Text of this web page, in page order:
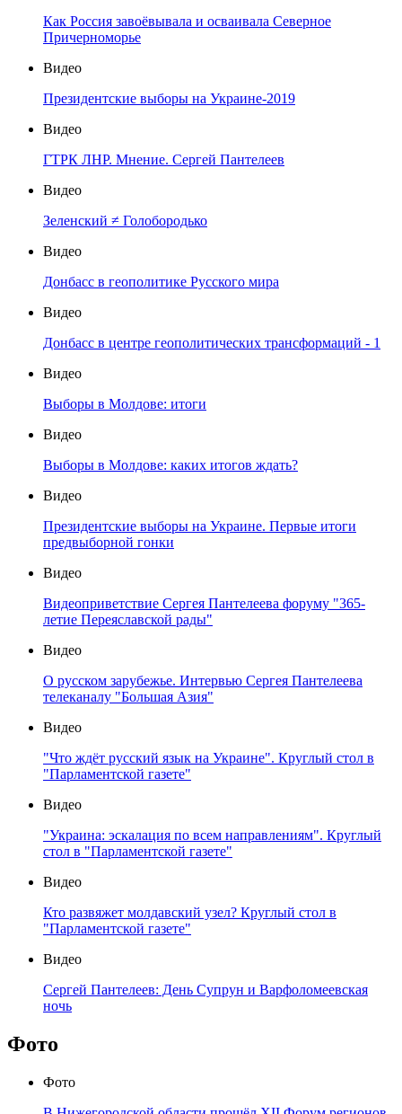
Как Россия завоёвывала и осваивала Северное
Причерноморье
Видео
Президентские выборы на Украине-2019
Видео
ГТРК ЛНР. Мнение. Сергей Пантелеев
Видео
Зеленский ≠ Голобородько
Видео
Донбасс в геополитике Русского мира
Видео
Донбасс в центре геополитических трансформаций - 1
Видео
Выборы в Молдове: итоги
Видео
Выборы в Молдове: каких итогов ждать?
Видео
Президентские выборы на Украине. Первые итоги
предвыборной гонки
Видео
Видеоприветствие Сергея Пантелеева форуму "365-
летие Переяславской рады"
Видео
О русском зарубежье. Интервью Сергея Пантелеева
телеканалу "Большая Азия"
Видео
"Что ждёт русский язык на Украине". Круглый стол в
"Парламентской газете"
Видео
"Украина: эскалация по всем направлениям". Круглый
стол в "Парламентской газете"
Видео
Кто развяжет молдавский узел? Круглый стол в
"Парламентской газете"
Видео
Сергей Пантелеев: День Супрун и Варфоломеевская
ночь
Фото
Фото